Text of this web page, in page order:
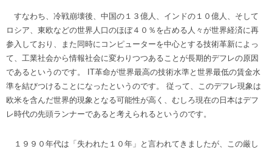
すなわち、冷戦崩壊後、中国の１３億人、インドの１０億人、そして
ロシア、東欧などの世界人口のほぼ４０％を占める人々が世界経済に再
参入しており、また同時にコンピューターを中心とする技術革新によっ
て、工業社会から情報社会に変わりつつあることが長期的デフレの原因
であるというのです。 IT革命が世界最高の技術水準と世界最低の賃金水
準を結びつけることになったというのです。 従って、このデフレ現象は
欧米を含んだ世界的現象となる可能性が高く、むしろ現在の日本はデフ
レ時代の先頭ランナーであると考えられるというのです。
１９９０年代は「失われた１０年」と言われてきましたが、この厳し